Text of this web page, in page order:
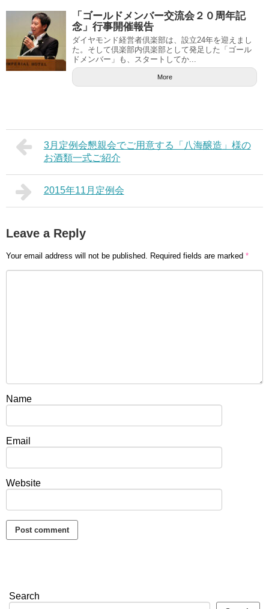
「ゴールドメンバー交流会２０周年記
念」行事開催報告
ダイヤモンド経営者倶楽部は、設立24年を迎えまし
た。そして倶楽部内倶楽部として発足した「ゴール
ドメンバー」も、スタートしてか...
More
3月定例会懇親会でご用意する「八海醸造」様の
お酒類一式ご紹介
2015年11月定例会
Leave a Reply
Your email address will not be published. Required fields are marked *
Name
Email
Website
Search